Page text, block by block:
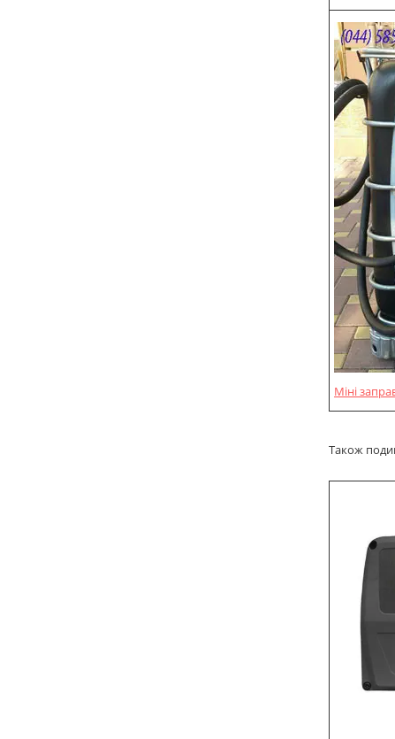
Міні
Також